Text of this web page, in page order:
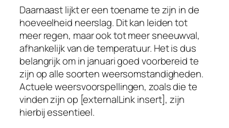
Daarnaast lijkt er een toename te zijn in de
hoeveelheid neerslag. Dit kan leiden tot
meer regen, maar ook tot meer sneeuwval,
afhankelijk van de temperatuur. Het is dus
belangrijk om in januari goed voorbereid te
zijn op alle soorten weersomstandigheden.
Actuele weersvoorspellingen, zoals die te
vinden zijn op [externalLink insert], zijn
hierbij essentieel.